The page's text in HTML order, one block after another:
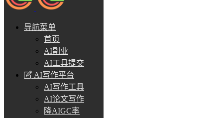
导航菜单
首页
AI副业
AI工具提交
AI写作平台
AI写作工具
AI论文写作
降AIGC率